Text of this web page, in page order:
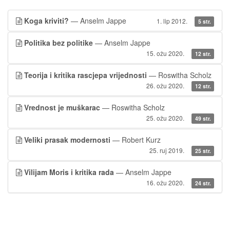
Koga kriviti? — Anselm Jappe 1. lip 2012. 5 str.
Politika bez politike — Anselm Jappe
15. ožu 2020. 12 str.
Teorija i kritika rascjepa vrijednosti — Roswitha Scholz
26. ožu 2020. 12 str.
Vrednost je muškarac — Roswitha Scholz
25. ožu 2020. 49 str.
Veliki prasak modernosti — Robert Kurz
25. ruj 2019. 25 str.
Vilijam Moris i kritika rada — Anselm Jappe
16. ožu 2020. 24 str.